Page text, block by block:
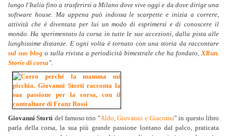
lungo l'Italia fino a trasferirsi a Milano dove vive oggi e da dove dirige una
software house. Ma appena può indossa le scarpette e inizia a correre,
attività che è diventata per lui un modo di esprimersi e di conoscere il
mondo. Ha sperimentato la corsa in tutte le sue accezioni, dalla pista alle
lunghissime distanze. E ogni volta è tornato con una storia da raccontare
sul suo blog o sulla rivista a periodicità bimestrale che ha fondato,XRun.
Storie di corsa".
Giovanni Storti del famoso trio "Aldo, Giovanni e Giacomo" in questo libro
parla della corsa, la sua più grande passione lontano dal palco, praticata